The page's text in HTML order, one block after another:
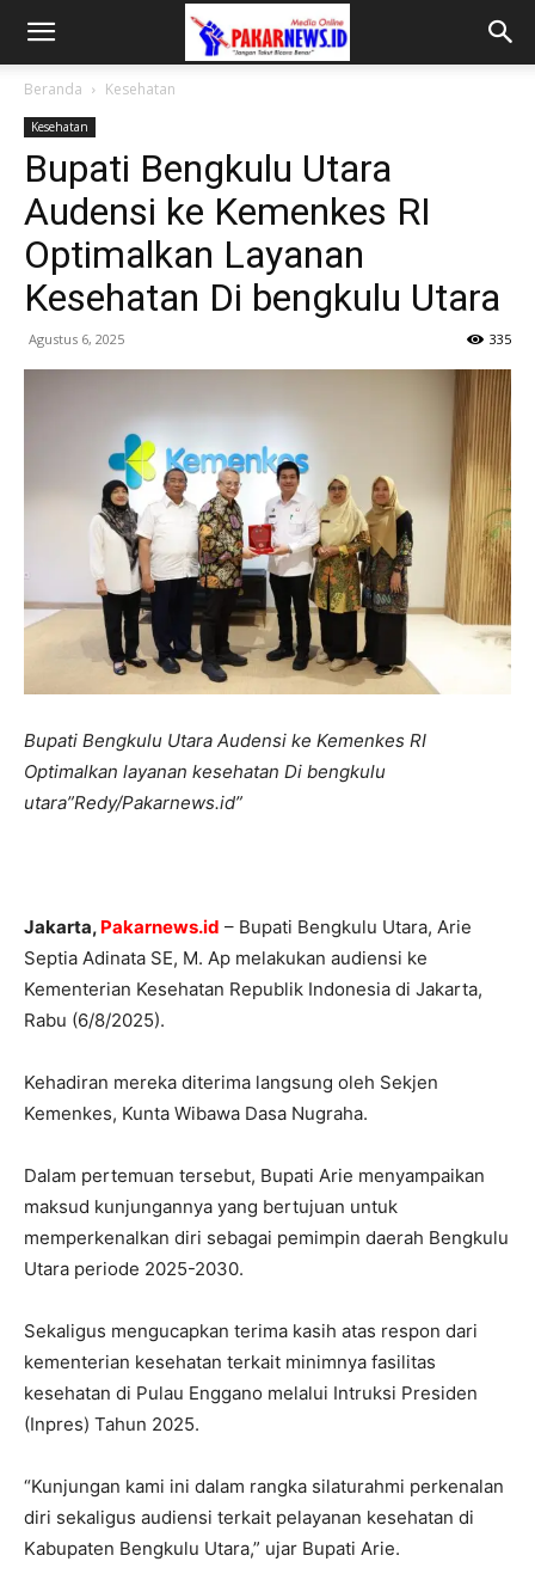
Beranda Kesehatan
Kesehatan
Bupati Bengkulu Utara
Audensi ke Kemenkes RI
Optimalkan Layanan
Kesehatan Di bengkulu Utara
Agustus 6, 2025 335
Bupati Bengkulu Utara Audensi ke Kemenkes RI
Optimalkan layanan kesehatan Di bengkulu
utara”Redy/Pakarnews.id”
Jakarta, Pakarnews.id – Bupati Bengkulu Utara, Arie
Septia Adinata SE, M. Ap melakukan audiensi ke
Kementerian Kesehatan Republik Indonesia di Jakarta,
Rabu (6/8/2025).
Kehadiran mereka diterima langsung oleh Sekjen
Kemenkes, Kunta Wibawa Dasa Nugraha.
Dalam pertemuan tersebut, Bupati Arie menyampaikan
maksud kunjungannya yang bertujuan untuk
memperkenalkan diri sebagai pemimpin daerah Bengkulu
Utara periode 2025-2030.
Sekaligus mengucapkan terima kasih atas respon dari
kementerian kesehatan terkait minimnya fasilitas
kesehatan di Pulau Enggano melalui Intruksi Presiden
(Inpres) Tahun 2025.
“Kunjungan kami ini dalam rangka silaturahmi perkenalan
diri sekaligus audiensi terkait pelayanan kesehatan di
Kabupaten Bengkulu Utara,” ujar Bupati Arie.